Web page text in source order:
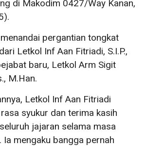
di Makodim 0427/Way Kanan,
pergantian tongkat
Letkol Inf Aan Fitriadi, S.I.P.,
baru, Letkol Arm Sigit
M.Han.
Letkol Inf Aan Fitriadi
syukur dan terima kasih
jajaran selama masa
Ia mengaku bangga pernah